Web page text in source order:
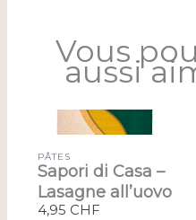
Vous
aussi
PÂTES
Sapori di Casa –
Lasagne all’uovo
4,95 CHF